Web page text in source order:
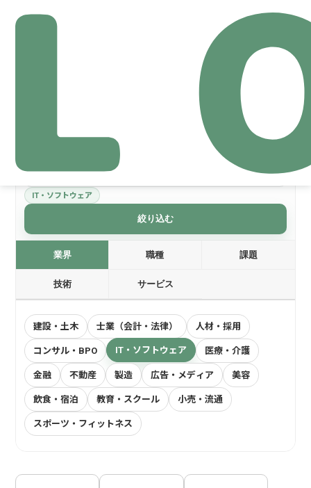
業界: IT・ソフトウェア
IT・ソフトウェア
絞り込む
業界 職種 課題
技術 サービス
建設・土木 士業（会計・法律） 人材・採用
コンサル・BPO IT・ソフトウェア 医療・介護
金融 不動産 製造 広告・メディア 美容
飲食・宿泊 教育・スクール 小売・流通
スポーツ・フィットネス
マーケティング サロンオーナー 人事
売上管理 事前準備
LINE API AI戦略策定